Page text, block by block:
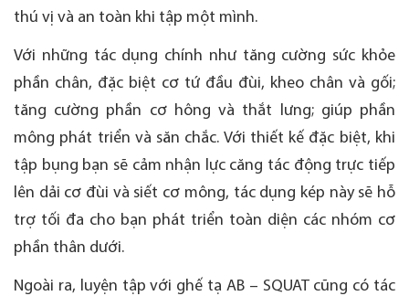
thú vị và an toàn khi tập một mình.
Với những tác dụng chính như tăng cường sức khỏe
phần chân, đặc biệt cơ tứ đầu đùi, kheo chân và gối;
tăng cường phần cơ hông và thắt lưng; giúp phần
mông phát triển và săn chắc. Với thiết kế đặc biệt, khi
tập bụng bạn sẽ cảm nhận lực căng tác động trực tiếp
lên dải cơ đùi và siết cơ mông, tác dụng kép này sẽ hỗ
trợ tối đa cho bạn phát triển toàn diện các nhóm cơ
phần thân dưới.
Ngoài ra, luyện tập với ghế tạ AB – SQUAT cũng có tác